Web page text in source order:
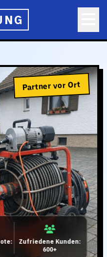
Partner vor Ort
Zufriedene Kunden:
600+